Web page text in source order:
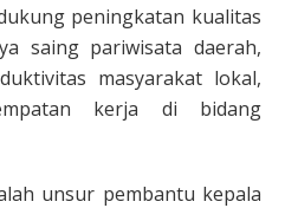
peningkatan kualitas
saing pariwisata daerah,
masyarakat lokal,
kerja di bidang
unsur pembantu kepala